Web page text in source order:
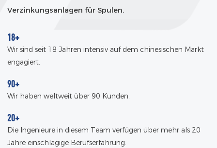
Verzinkungsanlagen für Spulen.
18+
Wir sind seit 18 Jahren intensiv auf dem chinesischen Markt
engagiert.
90+
Wir haben weltweit über 90 Kunden.
20+
Die Ingenieure in diesem Team verfügen über mehr als 20
Jahre einschlägige Berufserfahrung.